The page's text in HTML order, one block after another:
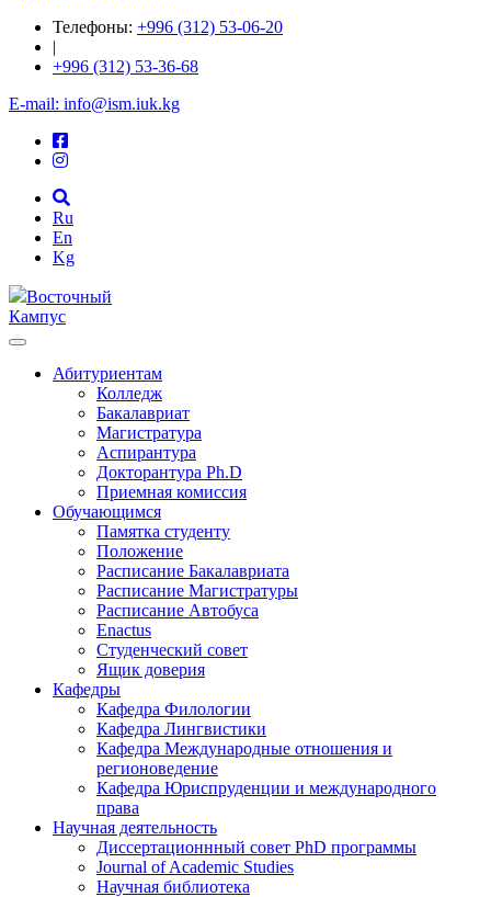
Телефоны: +996 (312) 53-06-20
|
+996 (312) 53-36-68
E-mail: info@ism.iuk.kg
Ru
En
Kg
Восточный
Кампус
Абитуриентам
Колледж
Бакалавриат
Магистратура
Аспирантура
Докторантура Ph.D
Приемная комиссия
Обучающимся
Памятка студенту
Положение
Расписание Бакалавриата
Расписание Магистратуры
Расписание Автобуса
Enactus
Студенческий совет
Ящик доверия
Кафедры
Кафедра Филологии
Кафедра Лингвистики
Кафедра Международные отношения и
регионоведение
Кафедра Юриспруденции и международного
права
Научная деятельность
Диссертационнный совет PhD программы
Journal of Academic Studies
Научная библиотека